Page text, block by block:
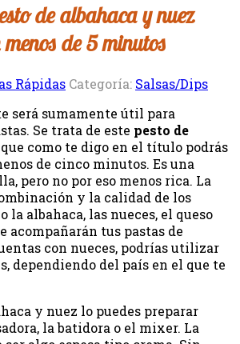
de albahaca y nuez
de 5 minutos
Rápidas Categoría: Salsas/Dips
será sumamente útil para
Se trata de este pesto de
que como te digo en el título podrás
de cinco minutos. Es una
pero no por eso menos rica. La
y la calidad de los
la albahaca, las nueces, el queso
acompañarán tus pastas de
con nueces, podrías utilizar
dependiendo del país en el que te
y nuez lo puedes preparar
la batidora o el mixer. La